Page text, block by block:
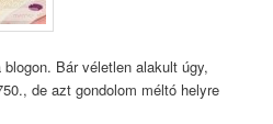
Bár véletlen alakult úgy,
de azt gondolom méltó helyre